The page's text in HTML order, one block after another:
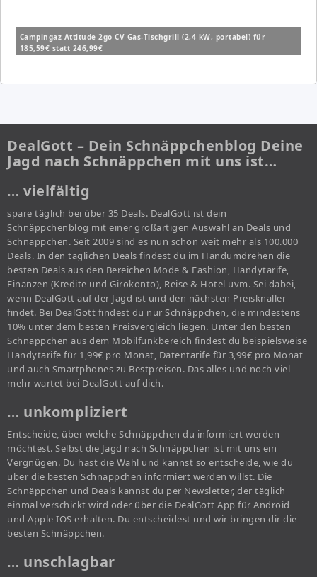
Campingaz Attitude 2go CV Gas-Tischgrill (2,4 kW, portabel) für
185,59€ statt 246,99€
DealGott – Dein Schnäppchenblog Deine
Jagd nach Schnäppchen mit uns ist…
… vielfältig
spare täglich bei über 35 Deals. DealGott ist dein
Schnäppchenblog mit einer großartigen Auswahl an Deals und
Schnäppchen. Seit 2009 sind es nun schon weit mehr als 100.000
Deals. In den täglichen Deals findest du im Handumdrehen die
besten Deals aus den Bereichen Mode & Fashion, Handytarife,
Finanzen (Kredite und Girokonto), Reise & Hotel uvm. Sei dabei,
wenn DealGott auf der Jagd ist und den nächsten Preisknaller
findet. Bei DealGott findest du nur Schnäppchen, die mindestens
10% unter dem besten Preisvergleich liegen. Unter den besten
Schnäppchen aus dem Mobilfunkbereich findest du beispielsweise
Handytarife für 1,99€ pro Monat, Datentarife für 3,99€ pro Monat
und auch Smartphones zu Bestpreisen. Das alles und noch viel
mehr wartet bei DealGott auf dich.
… unkompliziert
Entscheide, über welche Schnäppchen du informiert werden
möchtest. Selbst die Jagd nach Schnäppchen ist mit uns ein
Vergnügen. Du hast die Wahl und kannst so entscheide, wie du
über die besten Schnäppchen informiert werden willst. Die
Schnäppchen und Deals kannst du per Newsletter, der täglich
einmal verschickt wird oder über die DealGott App für Android
und Apple IOS erhalten. Du entscheidest und wir bringen dir die
besten Schnäppchen.
… unschlagbar